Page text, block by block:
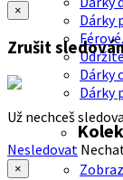
Dárky
Dárky
Dárky
×
Zrušit
Už nechceš
Nesledovat
×